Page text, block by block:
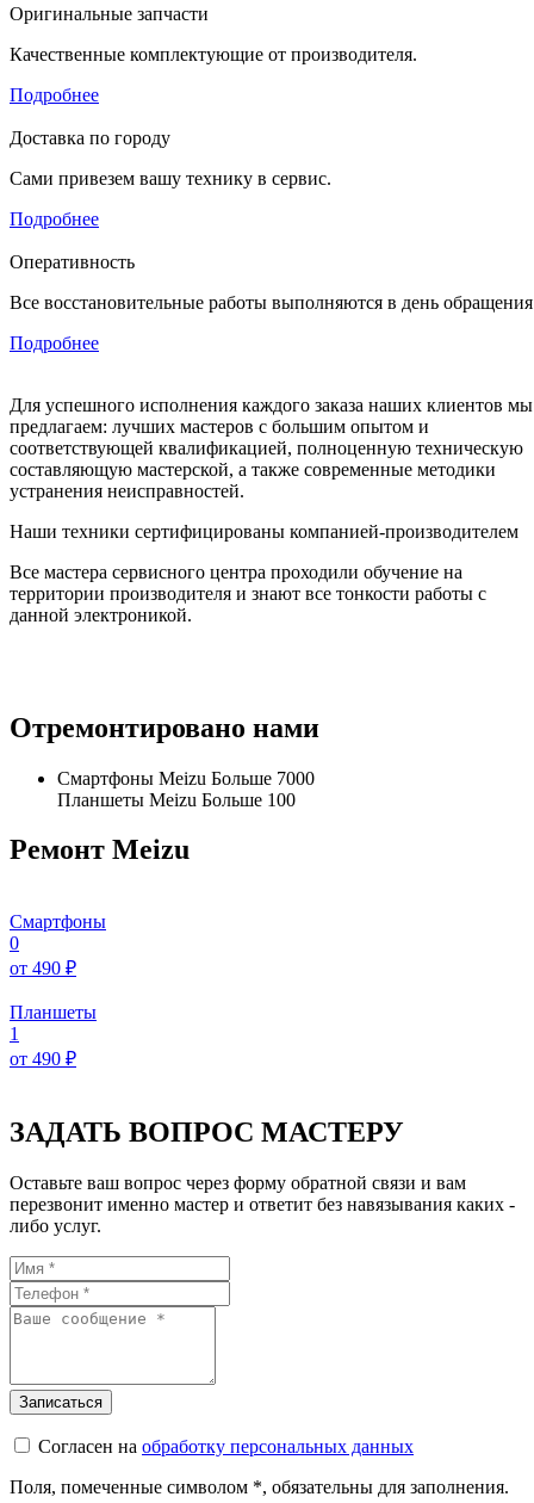
Оригинальные запчасти
Качественные комплектующие от производителя.
Подробнее
Доставка по городу
Сами привезем вашу технику в сервис.
Подробнее
Оперативность
Все восстановительные работы выполняются в день
Подробнее
Для успешного исполнения каждого заказа наших клиентов мы
предлагаем: лучших мастеров с большим опытом и
соответствующей квалификацией, полноценную техническую
составляющую мастерской, а также современные методики
устранения неисправностей.
Наши техники сертифицированы компанией-производителем
Все мастера сервисного центра проходили обучение на
территории производителя и знают все тонкости работы с
данной электроникой.
Отремонтировано нами
Смартфоны Meizu Больше 7000
Планшеты Meizu Больше 100
Ремонт Meizu
Смартфоны
0
от 490 ₽
Планшеты
1
от 490 ₽
ЗАДАТЬ ВОПРОС МАСТЕРУ
Оставьте ваш вопрос через форму обратной связи и вам
перезвонит именно мастер и ответит без навязывания каких -
либо услуг.
Согласен на обработку персональных данных
Поля, помеченные символом *, обязательны для заполнения.